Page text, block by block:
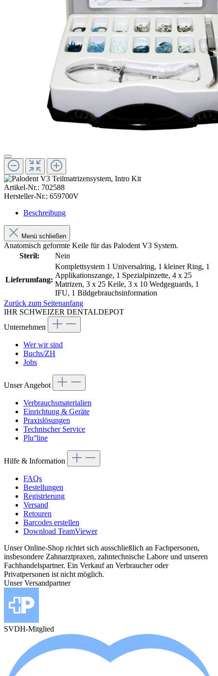
Artikel-Nr.: 702588
Hersteller-Nr.: 659700V
Beschreibung
Menü schließen
Anatomisch geformte Keile für das Palodent V3 System.
Steril:
Nein
Lieferumfang:
Komplettsystem 1 Universalring, 1 kleiner Ring, 1
Applikationszange, 1 Spezialpinzette, 4 x 25
Matrizen, 3 x 25 Keile, 3 x 10 Wedgeguards, 1
IFU, 1 Bildgebrauchsinformation
Zurück zum Seitenanfang
IHR SCHWEIZER DENTALDEPOT
Unternehmen
Wer wir sind
Buchs/ZH
Jobs
Unser Angebot
Verbrauchsmaterialien
Einrichtung & Geräte
Praxislösungen
Technischer Service
Plu°line
Hilfe & Information
FAQs
Bestellungen
Registrierung
Versand
Retouren
Barcodes erstellen
Download TeamViewer
Unser Online-Shop richtet sich ausschließlich an Fachpersonen,
insbesondere Zahnarztpraxen, zahntechnische Labore und unseren
Fachhandelspartner. Ein Verkauf an Verbraucher oder
Privatpersonen ist nicht möglich.
Unser Versandpartner
SVDH-Mitglied